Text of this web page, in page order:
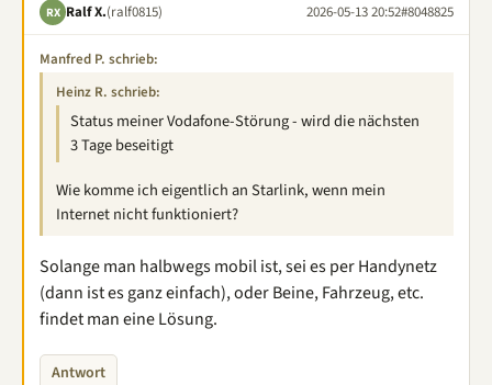
RX Ralf X.(ralf0815) 2026-05-13 20:52#8048825
Manfred P. schrieb:
Heinz R. schrieb:
Status meiner Vodafone-Störung - wird die nächsten
3 Tage beseitigt
Wie komme ich eigentlich an Starlink, wenn mein
Internet nicht funktioniert?
Solange man halbwegs mobil ist, sei es per Handynetz
(dann ist es ganz einfach), oder Beine, Fahrzeug, etc.
findet man eine Lösung.
Antwort